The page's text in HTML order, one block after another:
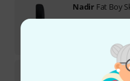
Nadir Fat Boy
Ft
New